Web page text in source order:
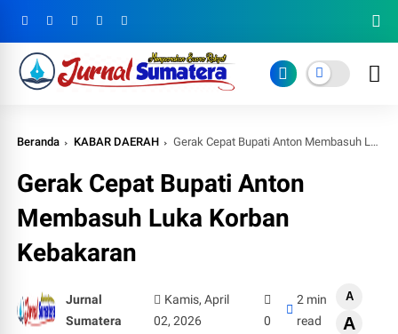
Beranda KABAR DAERAH Gerak Cepat Bupati Anton Membasuh Luka Korban Kebakaran
Gerak Cepat Bupati Anton
Membasuh Luka Korban
Kebakaran
Jurnal
Sumatera
Kamis, April
02, 2026
0
2 min
read
A
A